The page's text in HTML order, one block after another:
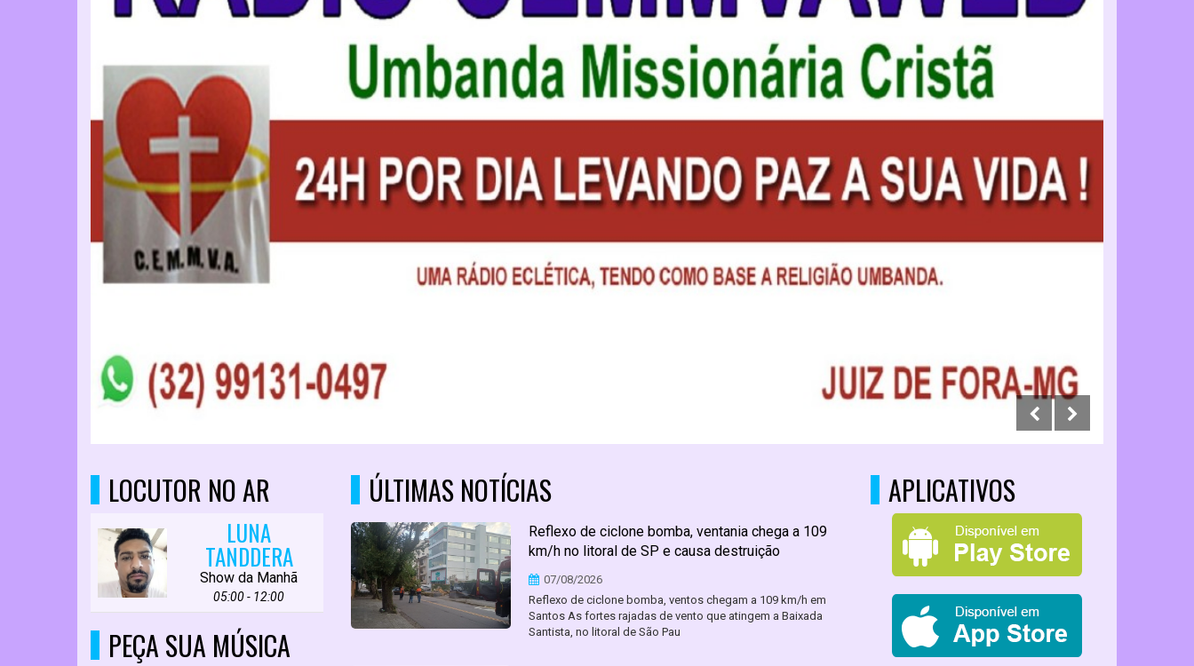
LOCUTOR NO AR
LUNA
TANDDERA
Show da Manhã
05:00 - 12:00
PEÇA SUA MÚSICA
ÚLTIMAS NOTÍCIAS
Reflexo de ciclone bomba, ventania chega a 109
km/h no litoral de SP e causa destruição
07/08/2026
Reflexo de ciclone bomba, ventos chegam a 109 km/h em
Santos As fortes rajadas de vento que atingem a Baixada
Santista, no litoral de São Pau
APLICATIVOS